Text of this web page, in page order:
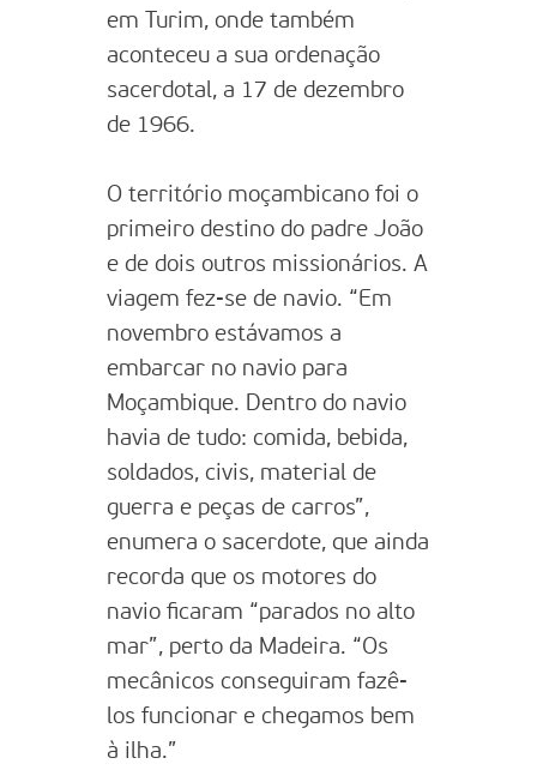
em Turim, onde também
aconteceu a sua ordenação
sacerdotal, a 17 de dezembro
de 1966.
O território moçambicano foi o
primeiro destino do padre João
e de dois outros missionários. A
viagem fez-se de navio. “Em
novembro estávamos a
embarcar no navio para
Moçambique. Dentro do navio
havia de tudo: comida, bebida,
soldados, civis, material de
guerra e peças de carros”,
enumera o sacerdote, que ainda
recorda que os motores do
navio ficaram “parados no alto
mar”, perto da Madeira. “Os
mecânicos conseguiram fazê-
los funcionar e chegamos bem
à ilha.”